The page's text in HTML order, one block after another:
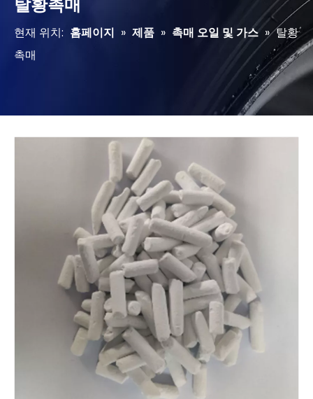
현재 위치: 홈페이지 » 제품 » 촉매 오일 및 가스 » 탈황
촉매